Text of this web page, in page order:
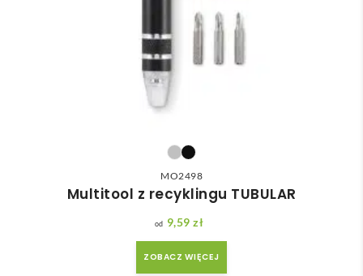
MO2498
Multitool z recyklingu TUBULAR
9,59 zł
ZOBACZ WIĘCEJ